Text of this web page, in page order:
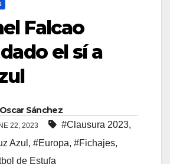
Falcao
el sí a
Oscar Sánchez
22, 2023 #Clausura 2023,
Azul , #Europa, #Fichajes,
de Estufa